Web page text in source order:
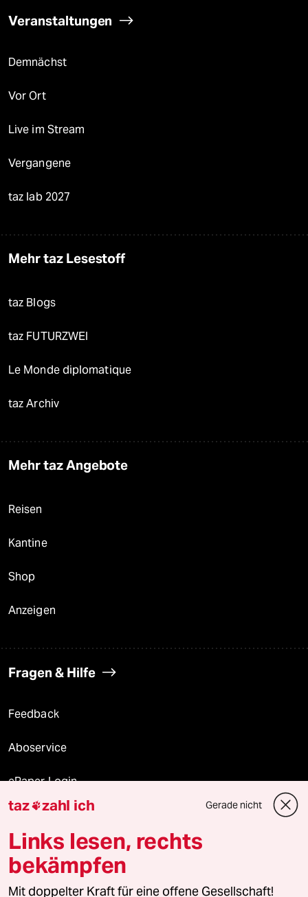
Veranstaltungen
Demnächst
Vor Ort
Live im Stream
Vergangene
taz lab 2027
Mehr taz Lesestoff
taz Blogs
taz FUTURZWEI
Le Monde diplomatique
taz Archiv
Mehr taz Angebote
Reisen
Kantine
Shop
Anzeigen
Fragen & Hilfe
Feedback
Aboservice
ePaper Login
Downloads für Abonnierende
© 2026 taz Verlags und Vertriebs GmbH
Alle Rechte vorbehalten. Bei rechtlichen Fragen oder für Genehmigungen
taz zahl ich Gerade nicht
Links lesen, rechts
bekämpfen
Mit doppelter Kraft für eine offene Gesellschaft!